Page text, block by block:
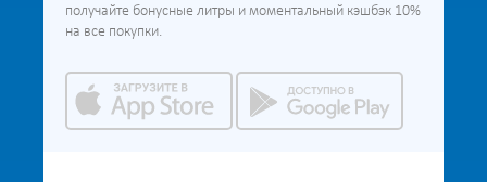
получайте бонусные литры и моментальный кэшбэк 10%
на все покупки.